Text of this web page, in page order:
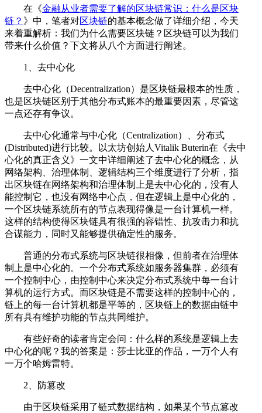
在《金融从业者需要了解的区块链常识：什么是区块
链？ 》中，笔者对区块链的基本概念做了详细介绍，今天
来着重解析：我们为什么需要区块链？区块链可以为我们
带来什么价值？下文将从八个方面进行阐述。
1、去中心化
去中心化（Decentralization）是区块链最根本的性质，
也是区块链区别于其他分布式账本的最重要因素，尽管这
一点还存有争议。
去中心化通常与中心化（Centralization）、分布式
(Distributed)进行比较。以太坊创始人Vitalik Buterin在《去中
心化的真正含义》一文中详细阐述了去中心化的概念，从
网络架构、治理体制、逻辑结构三个维度进行了分析，指
出区块链在网络架构和治理体制上是去中心化的，没有人
能控制它，也没有网络中心点，但在逻辑上是中心化的，
一个区块链系统所有的节点表现得像是一台计算机一样。
这样的结构使得区块链具有很强的容错性、抗攻击力和抗
合谋能力，同时又能够提供确定性的服务。
普通的分布式系统与区块链很相像，但前者在治理体
制上是中心化的。一个分布式系统如服务器集群，必须有
一个控制中心，由控制中心来决定分布式系统中每一台计
算机的运行方式。而区块链是不需要这样的控制中心的，
链上的每一台计算机都是平等的，区块链上的数据由链中
所有具有维护功能的节点共同维护。
有些好奇的读者肯定会问：什么样的系统是逻辑上去
中心化的呢？我的答案是：莎士比亚的作品，一万个人有
一万个哈姆雷特。
2、防篡改
由于区块链采用了链式数据结构，如果某个节点篡改